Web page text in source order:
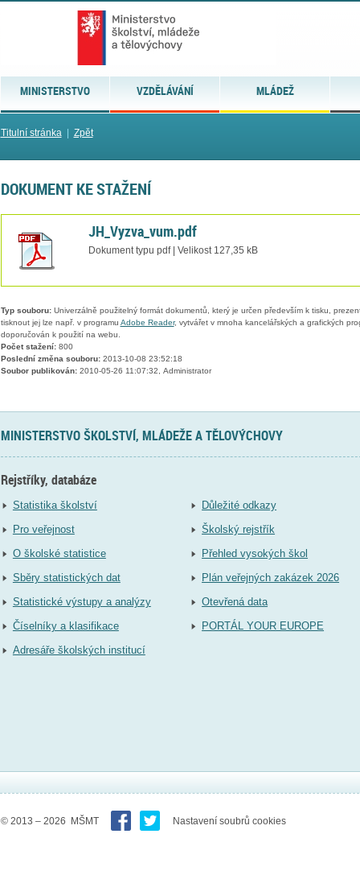
MINISTERSTVO VZDĚLÁVÁNÍ MLÁDEŽ
Titulní stránka| Zpět
DOKUMENT KE STAŽENÍ
JH_Vyzva_vum.pdf
Dokument typu pdf | Velikost 127,35 kB
Typ souboru:Univerzálně použitelný formát dokumentů, který je určen především k tisku,
tisknout jej lze např. v programu Adobe Reader, vytvářet v mnoha kancelářských a grafických
doporučován k použití na webu.
Počet stažení:800
Poslední změna souboru:2013-10-08 23:52:18
Soubor publikován:2010-05-26 11:07:32, Administrator
MINISTERSTVO ŠKOLSTVÍ, MLÁDEŽE A TĚLOVÝCHOVY
Rejstříky, databáze
Statistika školství
Pro veřejnost
O školské statistice
Sběry statistických dat
Statistické výstupy a analýzy
Číselníky a klasifikace
Adresáře školských institucí
Důležité odkazy
Školský rejstřík
Přehled vysokých škol
Plán veřejných zakázek 2026
Otevřená data
PORTÁL YOUR EUROPE
© 2013 – 2026 MŠMT Nastavení soubrů cookies